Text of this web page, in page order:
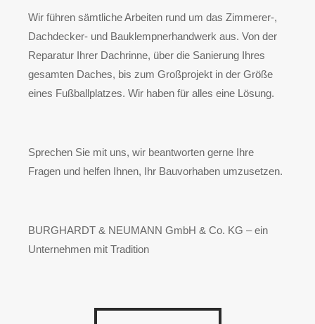
Wir führen sämtliche Arbeiten rund um das Zimmerer-,
Dachdecker- und Bauklempnerhandwerk aus. Von der
Reparatur Ihrer Dachrinne, über die Sanierung Ihres
gesamten Daches, bis zum Großprojekt in der Größe
eines Fußballplatzes. Wir haben für alles eine Lösung.
Sprechen Sie mit uns, wir beantworten gerne Ihre
Fragen und helfen Ihnen, Ihr Bauvorhaben umzusetzen.
BURGHARDT & NEUMANN GmbH & Co. KG – ein
Unternehmen mit Tradition